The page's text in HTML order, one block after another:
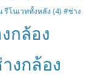
รีโนเวททั้งหลัง (4) #ช่าง
กล้อง
งกล้อง